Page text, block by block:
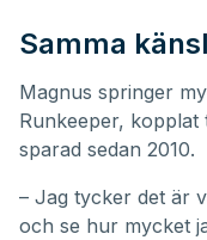
Samma
Magnus springer
Runkeeper,
sparad sedan 2010.
– Jag tycker det är
och se hur mycket